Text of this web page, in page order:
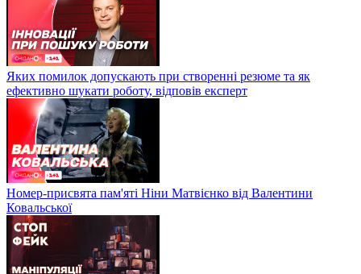
Яких помилок допускають при створенні резюме та як
ефективно шукати роботу, відповів експерт
Номер-присвята пам'яті Ніни Матвієнко від Валентини
Ковальської